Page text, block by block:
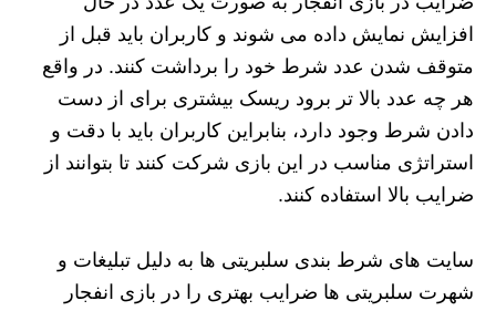
افزایش نمایش داده می‌ شوند و کاربران باید قبل از
متوقف شدن عدد شرط خود را برداشت کنند. در واقع
هر چه عدد بالا تر برود ریسک بیشتری برای از دست
دادن شرط وجود دارد، بنابراین کاربران باید با دقت و
استراتژی مناسب در این بازی شرکت کنند تا بتوانند از
ضرایب بالا استفاده کنند.
سایت‌ های شرط‌ بندی سلبریتی‌ ها به دلیل تبلیغات و
شهرت سلبریتی‌ ها ضرایب بهتری را در بازی انفجار